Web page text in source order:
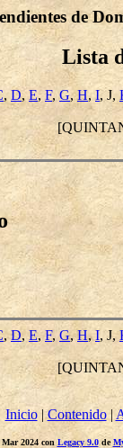
de
Lista
, D,E, F, G, H, I, J,
,D, E, F, G,H,I, J,
Inicio|Contenido|
Mar 2024 con Legacy 9.0de